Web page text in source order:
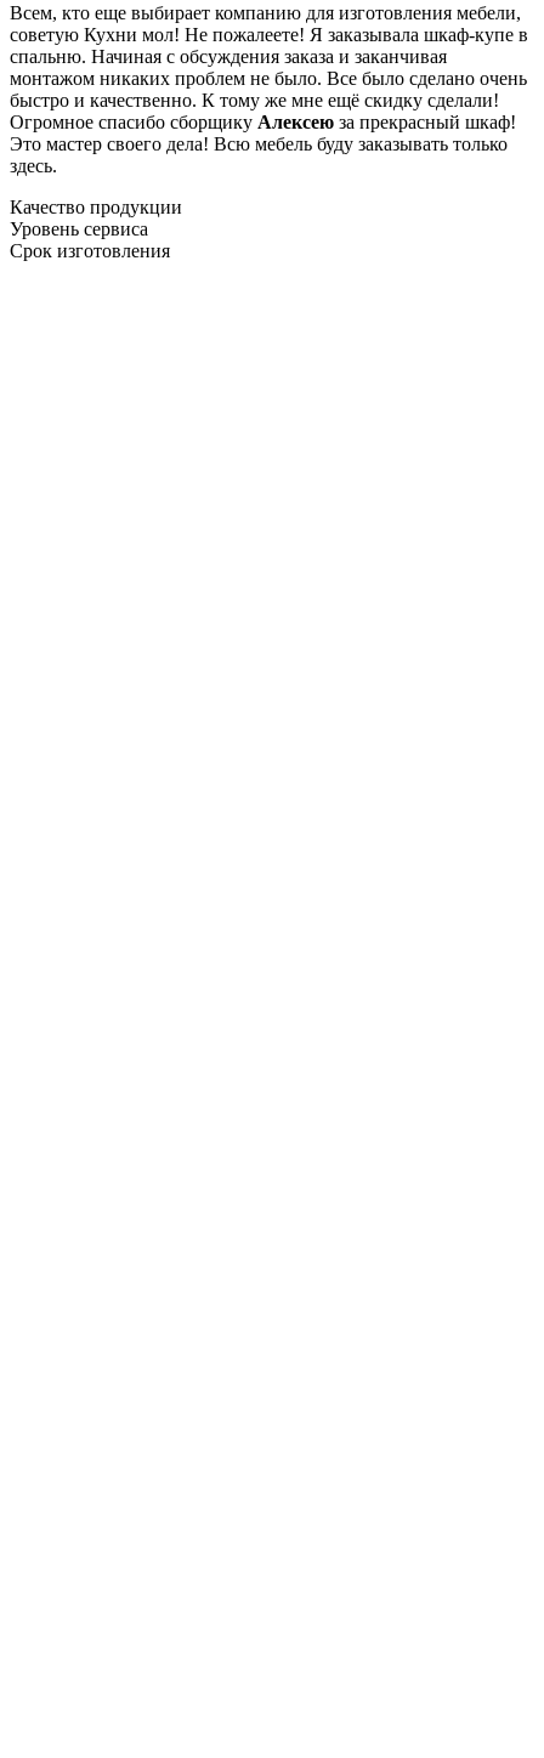
Всем, кто еще выбирает компанию для изготовления мебели,
советую Кухни мол! Не пожалеете! Я заказывала шкаф-купе в
спальню. Начиная с обсуждения заказа и заканчивая
монтажом никаких проблем не было. Все было сделано очень
быстро и качественно. К тому же мне ещё скидку сделали!
Огромное спасибо сборщику Алексею за прекрасный шкаф!
Это мастер своего дела! Всю мебель буду заказывать только
здесь.
Качество продукции
Уровень сервиса
Срок изготовления